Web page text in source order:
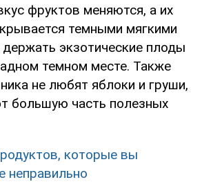
фруктов меняются, а их
темными мягкими
экзотические плоды
темном месте. Также
не любят яблоки и груши,
большую часть полезных
которые вы
неправильно